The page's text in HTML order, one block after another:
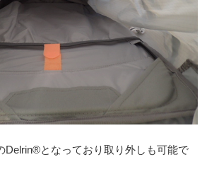
Delrin®となっており取り外しも可能で